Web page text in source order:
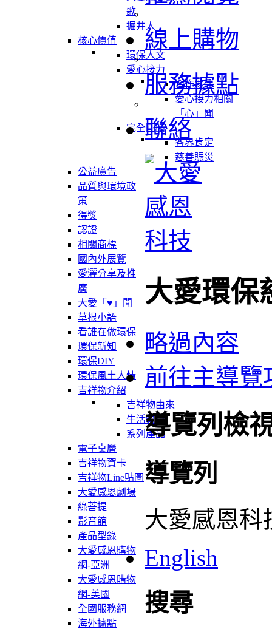
歌
掘井人
核心價值
環保人文
愛心接力
合作夥伴
愛心接力相關
「心」聞
完全回饋
各界肯定
慈善賑災
公益廣告
品質與環境政
策
得獎
認證
相關商標
國內外展覽
愛灑分享及推
廣
大愛「♥」聞
草根小語
看誰在做環保
環保新知
環保DIY
環保風土人情
吉祥物介紹
吉祥物由來
生活軌跡
系列產品
電子桌曆
吉祥物賀卡
吉祥物Line貼圖
大愛感恩劇場
綠菩提
影音館
產品型錄
線上購物
大愛感恩購物
網-亞洲
大愛感恩購物
網-美國
服務據點
全國服務網
海外據點
聯絡
大愛環保
略過內容
前往主導覽
導覽列檢
導覽列
大愛感恩科
English
搜尋